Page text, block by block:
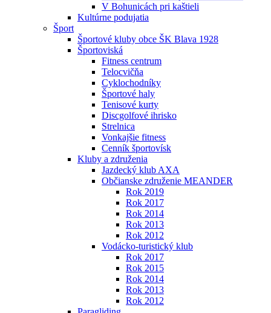
V Bohunicách pri kaštieli
Kultúrne podujatia
Šport
Športové kluby obce ŠK Blava 1928
Športoviská
Fitness centrum
Telocvičňa
Cyklochodníky
Športové haly
Tenisové kurty
Discgolfové ihrisko
Strelnica
Vonkajšie fitness
Cenník športovísk
Kluby a združenia
Jazdecký klub AXA
Občianske združenie MEANDER
Rok 2019
Rok 2017
Rok 2014
Rok 2013
Rok 2012
Vodácko-turistický klub
Rok 2017
Rok 2015
Rok 2014
Rok 2013
Rok 2012